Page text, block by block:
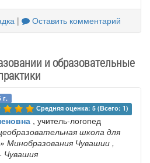
| Оставить комментарий
и образовательные
г.
Средняя оценка: 5 (Всего: 1)
, учитель-логопед
школа для
Минобразования Чувашии ,
Чувашия